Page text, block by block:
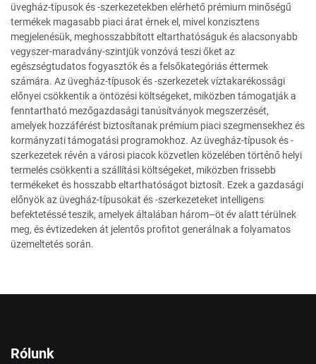
üvegház-típusok és -szerkezetekben elérhető prémium minőségű
termékek magasabb piaci árat érnek el, mivel konzisztens
megjelenésük, meghosszabbított eltarthatóságuk és alacsonyabb
vegyszer-maradvány-szintjük vonzóvá teszi őket az
egészségtudatos fogyasztók és a felsőkategóriás éttermek
számára. Az üvegház-típusok és -szerkezetek víztakarékossági
előnyei csökkentik a öntözési költségeket, miközben támogatják a
fenntartható mezőgazdasági tanúsítványok megszerzését,
amelyek hozzáférést biztosítanak prémium piaci szegmensekhez és
kormányzati támogatási programokhoz. Az üvegház-típusok és -
szerkezetek révén a városi piacok közvetlen közelében történő helyi
termelés csökkenti a szállítási költségeket, miközben frissebb
termékeket és hosszabb eltarthatóságot biztosít. Ezek a gazdasági
előnyök az üvegház-típusokat és -szerkezeteket intelligens
befektetéssé teszik, amelyek általában három–öt év alatt térülnek
meg, és évtizedeken át jelentős profitot generálnak a folyamatos
üzemeltetés során.
Rólunk